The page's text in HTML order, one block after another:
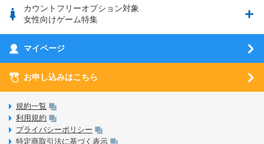
フィルタリングアプリ
5G回線オプションについて
LINE年齢認証について
LinksStoreについて
ウマスクについて
動作確認済み端末一覧
eSIMの初期設定方法
MVNOのギモンを解消！
3Dセキュアについて
未成年者の方のご契約
はじめてガイド
SIMサービスについて
SIMロック解除ガイド
LinksMateのサービスについて
カウントフリーオプション対象
女性向けゲーム特集
刀剣乱舞-ONLINE- Pocket
あんさんぶるスターズ！！Music
マイページ
お申し込みはこちら
規約一覧
利用規約
プライバシーポリシー
特定商取引法に基づく表示